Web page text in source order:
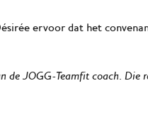
ervoor dat het
de JOGG-Teamfit coach. Die